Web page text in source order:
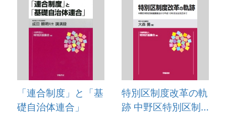
「連合制度」と「基
礎自治体連合」
特別区制度改革の軌
跡 中野区特別区制